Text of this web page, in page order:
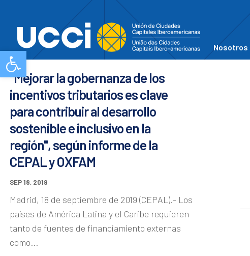
Abrir barra de herramientas Nosotros
"Mejorar la gobernanza de los
incentivos tributarios es clave
para contribuir al desarrollo
sostenible e inclusivo en la
región", según informe de la
CEPAL y OXFAM
SEP 18, 2019
Madrid, 18 de septiembre de 2019 (CEPAL).- Los
países de América Latina y el Caribe requieren
tanto de fuentes de financiamiento externas
como...